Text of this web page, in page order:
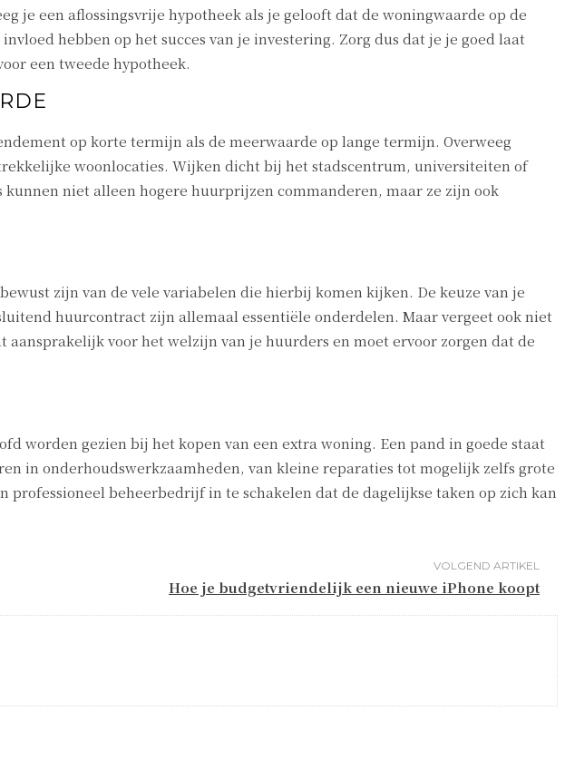
je een aflossingsvrije hypotheek als je gelooft dat de woningwaarde op de
hebben op het succes van je investering. Zorg dus dat je je goed laat
een tweede hypotheek.
op korte termijn als de meerwaarde op lange termijn. Overweeg
woonlocaties. Wijken dicht bij het stadscentrum, universiteiten of
niet alleen hogere huurprijzen commanderen, maar ze zijn ook
zijn van de vele variabelen die hierbij komen kijken. De keuze van je
huurcontract zijn allemaal essentiële onderdelen. Maar vergeet ook niet
voor het welzijn van je huurders en moet ervoor zorgen dat de
worden gezien bij het kopen van een extra woning. Een pand in goede staat
in onderhoudswerkzaamheden, van kleine reparaties tot mogelijk zelfs grote
beheerbedrijf in te schakelen dat de dagelijkse taken op zich kan
VOLGEND ARTIKEL
Hoe je budgetvriendelijk een nieuwe iPhone koopt